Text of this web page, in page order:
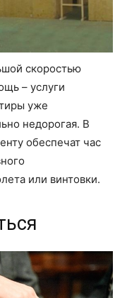
скоростью
– услуги
уже
недорогая. В
обеспечат час
или винтовки.